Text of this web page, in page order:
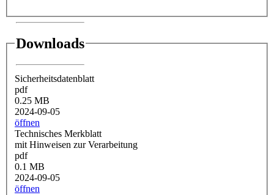
Downloads
Sicherheitsdatenblatt
pdf
0.25 MB
2024-09-05
öffnen
Technisches Merkblatt
mit Hinweisen zur Verarbeitung
pdf
0.1 MB
2024-09-05
öffnen